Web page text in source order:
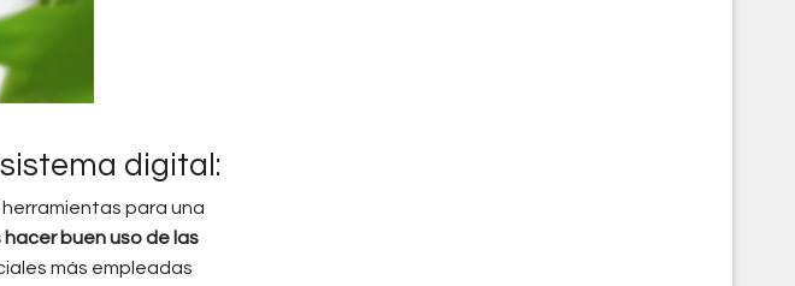
digital:
para una
buen uso de las
más empleadas